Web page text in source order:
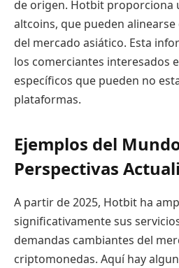
de origen. Hotbit proporciona
altcoins, que pueden
del mercado asiático. Esta
los comerciantes interesados
específicos que pueden no
plataformas.
Ejemplos del
Perspectivas
A partir de 2025, Hotbit ha
significativamente sus
demandas cambiantes del
criptomonedas. Aquí hay